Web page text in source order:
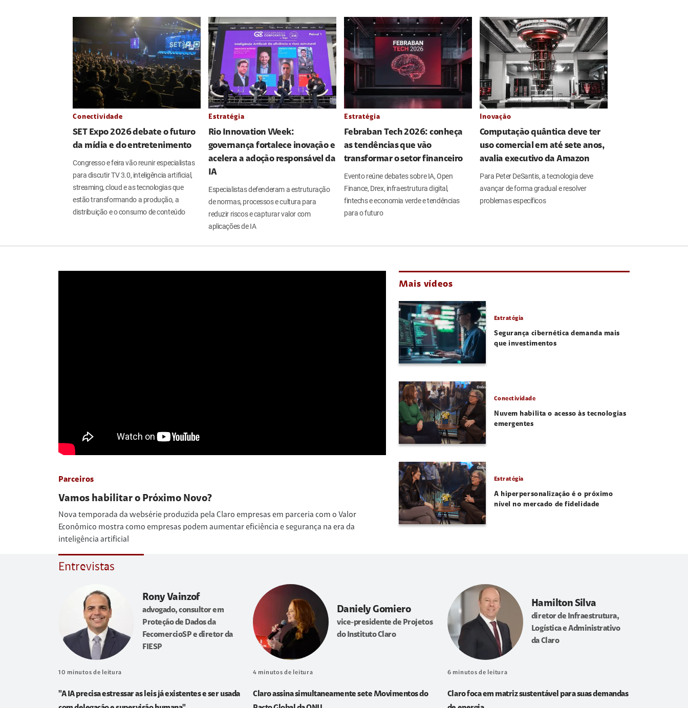
Conectividade
SET Expo 2026 debate o futuro
da mídia e do entretenimento
Congresso e feira vão reunir especialistas
para discutir TV 3.0, inteligência artificial,
streaming, cloud e as tecnologias que
estão transformando a produção, a
distribuição e o consumo de conteúdo
Estratégia
Rio Innovation Week:
governança fortalece inovação e
acelera a adoção responsável da
IA
Especialistas defenderam a estruturação
de normas, processos e cultura para
reduzir riscos e capturar valor com
aplicações de IA
Estratégia
Febraban Tech 2026: conheça
as tendências que vão
transformar o setor financeiro
Evento reúne debates sobre IA, Open
Finance, Drex, infraestrutura digital,
fintechs e economia verde e tendências
para o futuro
Inovação
Computação quântica deve ter
uso comercial em até sete anos,
avalia executivo da Amazon
Para Peter DeSantis, a tecnologia deve
avançar de forma gradual e resolver
problemas específicos
Parceiros
Vamos habilitar o Próximo Novo?
Nova temporada da websérie produzida pela Claro empresas em parceria com o Valor
Econômico mostra como empresas podem aumentar eficiência e segurança na era da
inteligência artificial
Mais vídeos
Estratégia
Segurança cibernética demanda mais
que investimentos
Conectividade
Nuvem habilita o acesso às tecnologias
emergentes
Estratégia
A hiperpersonalização é o próximo
nível no mercado de fidelidade
Entrevistas
Rony Vainzof
advogado, consultor em
Proteção de Dados da
FecomercioSP e diretor da
FIESP
10 minutos de leitura
"A IA precisa estressar as leis já existentes e ser usada
Daniely Gomiero
vice-presidente de Projetos
do Instituto Claro
4 minutos de leitura
Claro assina simultaneamente sete Movimentos do
Hamilton Silva
diretor de Infraestrutura,
Logística e Administrativo
da Claro
6 minutos de leitura
Claro foca em matriz sustentável para suas demandas